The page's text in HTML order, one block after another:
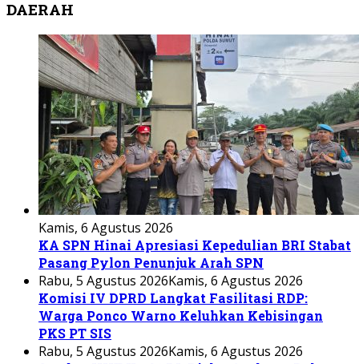
DAERAH
Kamis, 6 Agustus 2026
KA SPN Hinai Apresiasi Kepedulian BRI Stabat
Pasang Pylon Penunjuk Arah SPN
Rabu, 5 Agustus 2026Kamis, 6 Agustus 2026
Komisi IV DPRD Langkat Fasilitasi RDP:
Warga Ponco Warno Keluhkan Kebisingan
PKS PT SIS
Rabu, 5 Agustus 2026Kamis, 6 Agustus 2026